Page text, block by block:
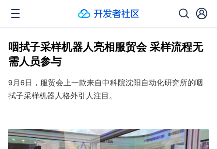
咽拭子采样机器人亮相服贸会 采样流程无
需人员参与
9月6日，服贸会上一款来自中科院沈阳自动化研究所的咽
拭子采样机器人格外引人注目。